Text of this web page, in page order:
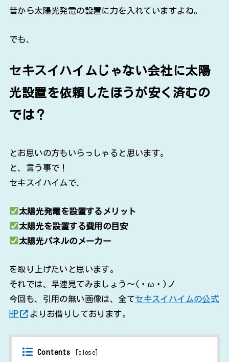
昔から太陽光発電の設置に力を入れていますよね。
でも、
セキスイハイムじゃない会社に太陽
光設置を依頼したほうが安く済むの
では？
とお思いの方もいらっしゃると思います。
と、言う事で！
セキスイハイムで、
太陽光発電を設置するメリット
太陽光を設置する費用の目安
太陽光パネルのメーカー
を取り上げたいと思います。
それでは、早速見てみましょう～(・ω・)ノ
今回も、引用の無い画像は、全てセキスイハイムの公式
HP
よりお借りしております。
Contents close